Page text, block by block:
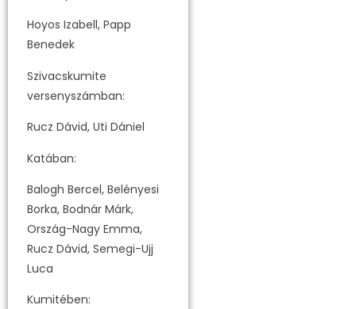
Hoyos Izabell, Papp
Benedek
Szivacskumite
versenyszámban:
Rucz Dávid, Uti Dániel
Katában:
Balogh Bercel, Belényesi
Borka, Bodnár Márk,
Ország-Nagy Emma,
Rucz Dávid, Semegi-Ujj
Luca
Kumitében: